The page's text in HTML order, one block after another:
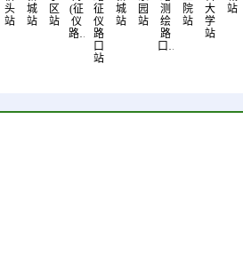
头
站
城
站
区
站
(征
仪
路…
征
仪
路
口
站
城
站
园
站
测
绘
路
口…
院
站
大
学
站
站